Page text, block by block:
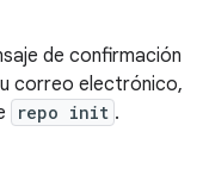
de confirmación
correo electrónico,
repo init .